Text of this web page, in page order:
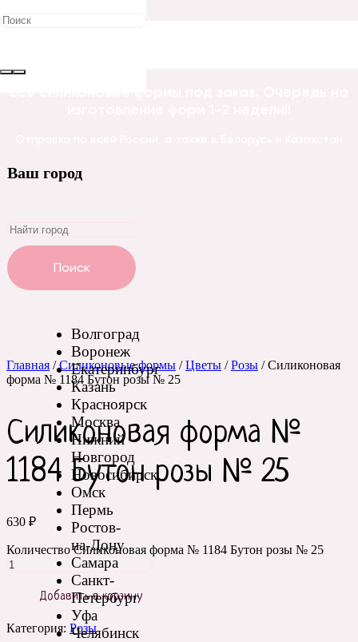
Ваш город
Поиск
Волгоград
Воронеж
Екатеринбург
Казань
Красноярск
Москва
Нижний
Новгород
Новосибирск
Омск
Пермь
Ростов-
на-Дону
Самара
Санкт-
Петербург
Уфа
Челябинск
Главная /Силиконовые формы /Цветы /Розы / Силиконовая
форма № 1184 Бутон розы № 25
Силиконовая форма №
1184 Бутон розы № 25
630 ₽
Количество Силиконовая форма № 1184 Бутон розы № 25
Добавить в корзину
Категория: Розы